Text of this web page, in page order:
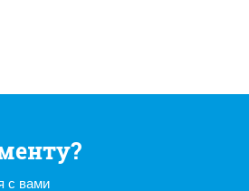
с вами